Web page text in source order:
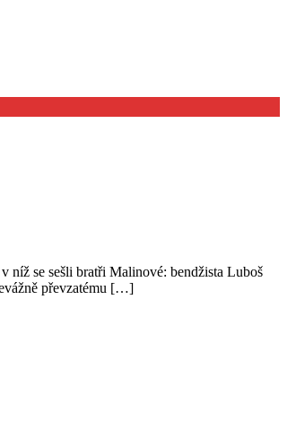
níž se sešli bratři Malinové: bendžista Luboš
převzatému […]